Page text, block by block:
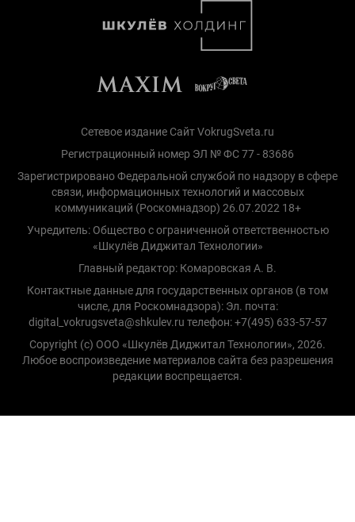
Сетевое издание Сайт VokrugSveta.ru
Регистрационный номер ЭЛ № ФС 77 - 83686
Зарегистрировано Федеральной службой по надзору в сфере
связи, информационных технологий и массовых
коммуникаций (Роскомнадзор) 26.07.2022 18+
Учредитель: Общество с ограниченной ответственностью
«Шкулёв Диджитал Технологии»
Главный редактор: Комаровская А. В.
Контактные данные для государственных органов (в том
числе, для Роскомнадзора): Эл. почта:
digital_vokrugsveta@shkulev.ru телефон: +7(495) 633-57-57
Copyright (с) ООО «Шкулёв Диджитал Технологии», 2026.
Любое воспроизведение материалов сайта без разрешения
редакции воспрещается.